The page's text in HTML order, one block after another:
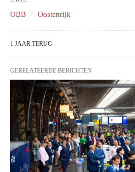
OBB Oostenrijk
1 JAAR TERUG
GERELATEERDE BERICHTEN